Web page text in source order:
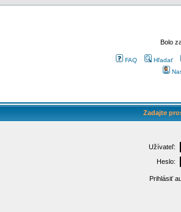
Bolo
FAQ Hľadať
Zadajte
Užívateľ:
Heslo:
Prihlásiť